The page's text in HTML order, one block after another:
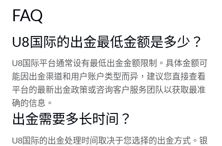
FAQ
U8国际的出金最低金额是多少？
U8国际平台通常设有最低出金金额限制。具体金额可
能因出金渠道和用户账户类型而异，建议您直接查看
平台的最新出金政策或咨询客户服务团队以获取最准
确的信息。
出金需要多长时间？
U8国际的出金处理时间取决于您选择的出金方式。银